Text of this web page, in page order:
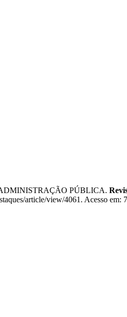
PÚBLICA.
article/view/4061. Acesso em: